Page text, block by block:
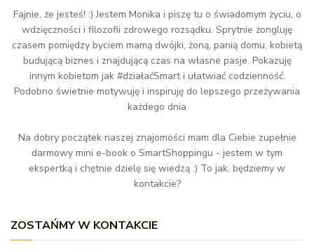
Fajnie, że jesteś! :) Jestem Monika i piszę tu o świadomym życiu, o
wdzięczności i filozofii zdrowego rozsądku. Sprytnie żongluję
czasem pomiędzy byciem mamą dwójki, żoną, panią domu, kobietą
budującą biznes i znajdującą czas na własne pasje. Pokazuję
innym kobietom jak #działaćSmart i ułatwiać codzienność.
Podobno świetnie motywuję i inspiruję do lepszego przeżywania
każdego dnia
Na dobry początek naszej znajomości mam dla Ciebie zupełnie
darmowy mini e-book o SmartShoppingu - jestem w tym
ekspertką i chętnie dzielę się wiedzą :) To jak, będziemy w
kontakcie?
ZOSTAŃMY W KONTAKCIE